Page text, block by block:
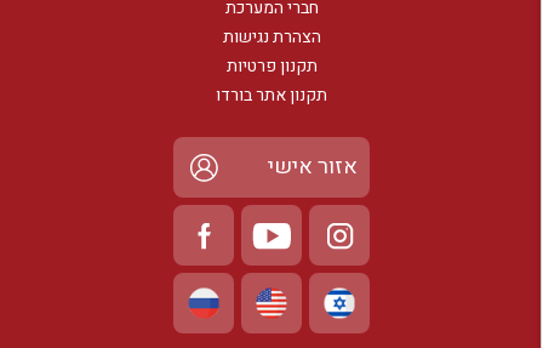
חברי המערכת
הצהרת נגישות
תקנון פרטיות
תקנון אתר בורדו
אזור אישי